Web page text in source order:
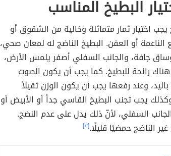
البطيخ المناسب
اختيار ثمار متماثلة وخالية من الشقوق أو
الناعمة أو العفن. البطيخ الناضج له لمعان صحي،
جافة، والجانب السفلي أصفر يلمس الأرض،
رائحة للبطيخ. كما يجب أن يكون الصوت
وعند رفعها يجب أن يكون الوزن ثقيلاً
يجب تجنب البطيخ القاسي جداً أو الأبيض أو
السفلي، لأنّ ذلك يدل على عدم النضج.
الناضج حمضيًا قليلًا.[٣]